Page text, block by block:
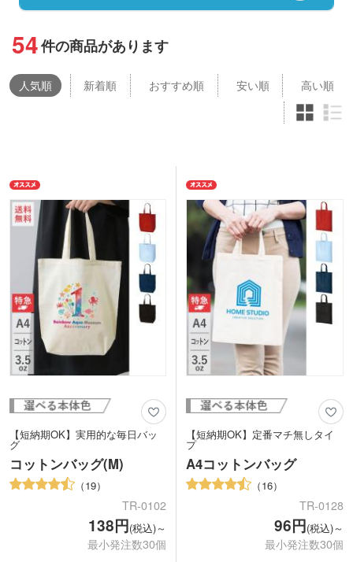
54件の商品があります
人気順 新着順 おすすめ順 安い順 高い順
【短納期OK】実用的な毎日バッ
グ
コットンバッグ(M)
19
TR-0102
138円(税込)～
最小発注数30個
【短納期OK】定番マチ無しタイ
プ
A4コットンバッグ
16
TR-0128
96円(税込)～
最小発注数30個